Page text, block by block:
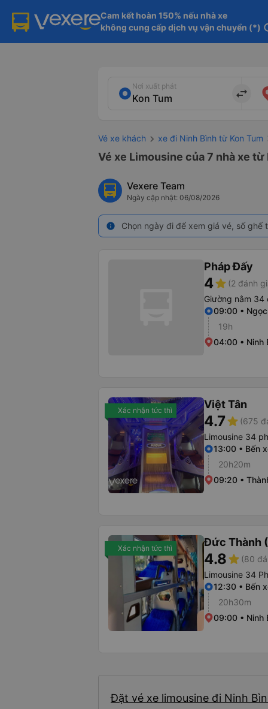
Cam kết hoàn 150% nếu nhà xe
không cung cấp dịch vụ vận chuyển (*)
Nơi xuất phát
import_export
Vé xe khách xe đi Ninh Bình từ Kon Tum
Vé xe Limousine của 7 nhà xe
Vexere Team
Ngày cập nhật: 06/08/2026
info Chọn ngày đi để xem giá vé, số
Pháp Đấy
4star (2 đánh
Giường nằm 34
09:00 •
19h
04:00 • Ninh
Xác nhận tức thì Việt Tân
4.7star (675
Limousine 34
13:00 • Bến
20h20m
09:20 •
Xác nhận tức thì Đức Thành
4.8star (80
Limousine 34
12:30 • Bến
20h30m
09:00 • Ninh
Đặt vé xe limousine đi Ninh